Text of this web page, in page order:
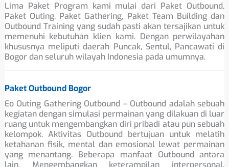
Lima Paket Program kami mulai dari Paket Outbound,
Paket Outing, Paket Gathering, Paket Team Building dan
Outbound Training yang sudah pasti akan tersajikan untuk
memenuhi kebutuhan klien kami. Dengan perwilayahan
khususnya meliputi daerah Puncak, Sentul, Pancawati di
Bogor dan seluruh wilayah Indonesia pada umumnya.
Paket Outbound Bogor
Eo Outing Gathering Outbound – Outbound adalah sebuah
kegiatan dengan simulasi permainan yang dilakuan di luar
ruang untuk mengembangkan diri pribadi atau pun sebuah
kelompok. Aktivitas Outbound bertujuan untuk melatih
ketahanan fisik, mental dan emosional lewat permainan
yang menantang. Beberapa manfaat Outbound antara
lain, Mengembangkan keterampilan interpersonal,